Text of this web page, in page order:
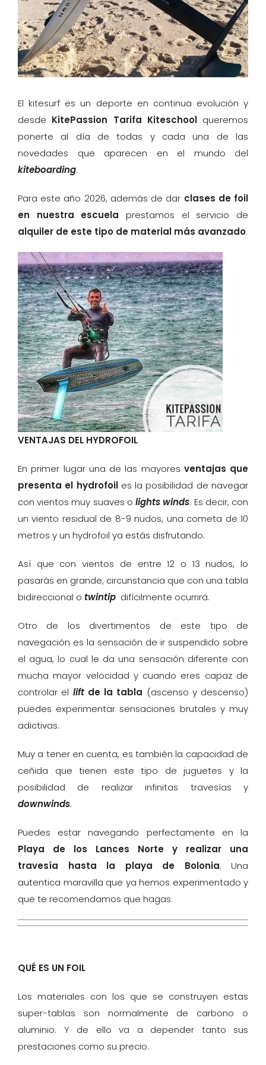
El kitesurf es un deporte en continua evolución y
desde KitePassion Tarifa Kiteschoolqueremos
ponerte al día de todas y cada una de las
novedades que aparecen en el mundo del
kiteboarding.
Para este año 2026, además de dar clases de foil
en nuestra escuela prestamos el servicio de
alquiler de este tipo de material más avanzado.
VENTAJAS DEL HYDROFOIL
En primer lugar una de las mayores ventajas que
presenta el hydrofoiles la posibilidad de navegar
con vientos muy suaves olights winds. Es decir, con
un viento residual de 8-9 nudos, una cometa de 10
metros y un hydrofoil ya estás disfrutando.
Así que con vientos de entre 12 o 13 nudos, lo
pasarás en grande, circunstancia que con una tabla
bidireccional o twintip difícilmente ocurrirá.
Otro de los divertimentos de este tipo de
navegación es la sensación de ir suspendido sobre
el agua, lo cual le da una sensación diferente con
mucha mayor velocidad y cuando eres capaz de
controlar el liftde la tabla (ascenso y descenso)
puedes experimentar sensaciones brutales y muy
adictivas.
Muy a tener en cuenta, es también la capacidad de
ceñida que tienen este tipo de juguetes y la
posibilidad de realizar infinitas travesías y
downwinds.
Puedes estar navegando perfectamente en la
Playa de los Lances Norte y realizar una
travesía hasta la playa de Bolonia. Una
autentica maravilla que ya hemos experimentado y
que te recomendamos que hagas.
QUÉ ES UN FOIL
Los materiales con los que se construyen estas
super-tablas son normalmente de carbono o
aluminio. Y de ello va a depender tanto sus
prestaciones como su precio.